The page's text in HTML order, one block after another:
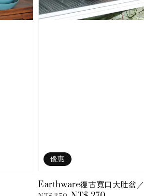
優惠
Earthware復古寬口大肚盆